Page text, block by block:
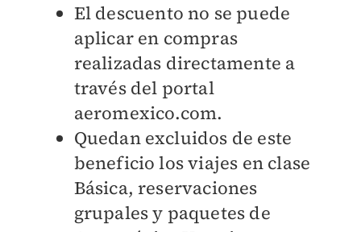
El descuento no se puede
aplicar en compras
realizadas directamente a
través del portal
aeromexico.com.
Quedan excluidos de este
beneficio los viajes en clase
Básica, reservaciones
grupales y paquetes de